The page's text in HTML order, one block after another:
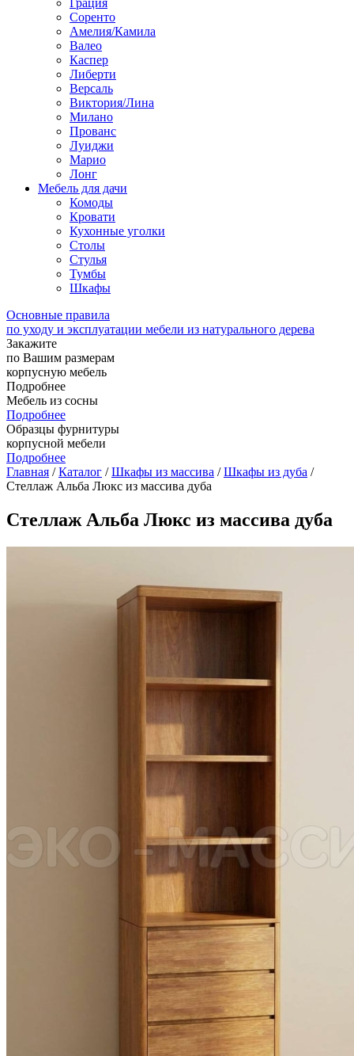
Грация
Соренто
Амелия/Камила
Валео
Каспер
Либерти
Версаль
Виктория/Лина
Милано
Прованс
Луиджи
Марио
Лонг
Мебель для дачи
Комоды
Кровати
Кухонные уголки
Столы
Стулья
Тумбы
Шкафы
Основные правила
по уходу и эксплуатации мебели из натурального дерева
Закажите
по Вашим размерам
корпусную мебель
Подробнее
Мебель из сосны
Подробнее
Образцы фурнитуры
корпусной мебели
Подробнее
Главная /Каталог /Шкафы из массива /Шкафы из дуба /
Стеллаж Альба Люкс из массива дуба
Стеллаж Альба Люкс из массива дуба